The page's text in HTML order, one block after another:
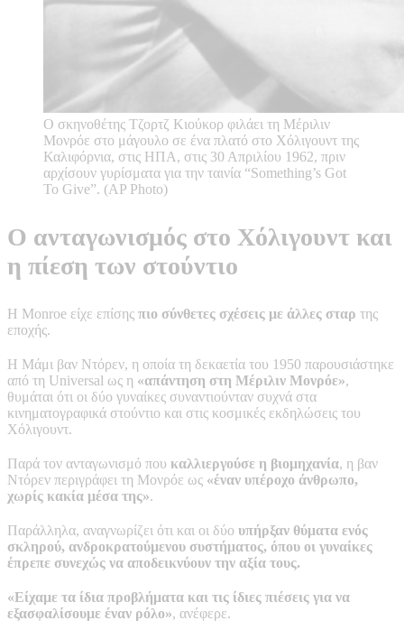
Ο σκηνοθέτης Τζορτζ Κιούκορ φιλάει τη Μέριλιν
Μονρόε στο μάγουλο σε ένα πλατό στο Χόλιγουντ της
Καλιφόρνια, στις ΗΠΑ, στις 30 Απριλίου 1962, πριν
αρχίσουν γυρίσματα για την ταινία “Something’s Got
To Give”. (AP Photo)
Ο ανταγωνισμός στο Χόλιγουντ και
η πίεση των στούντιο
Η Monroe είχε επίσης πιο σύνθετες σχέσεις με άλλες σταρ της
εποχής.
Η Μάμι βαν Ντόρεν, η οποία τη δεκαετία του 1950 παρουσιάστηκε
από τη Universal ως η «απάντηση στη Μέριλιν Μονρόε»,
θυμάται ότι οι δύο γυναίκες συναντιούνταν συχνά στα
κινηματογραφικά στούντιο και στις κοσμικές εκδηλώσεις του
Χόλιγουντ.
Παρά τον ανταγωνισμό που καλλιεργούσε η βιομηχανία, η βαν
Ντόρεν περιγράφει τη Μονρόε ως «έναν υπέροχο άνθρωπο,
χωρίς κακία μέσα της».
Παράλληλα, αναγνωρίζει ότι και οι δύο υπήρξαν θύματα ενός
σκληρού, ανδροκρατούμενου συστήματος, όπου οι γυναίκες
έπρεπε συνεχώς να αποδεικνύουν την αξία τους.
«Είχαμε τα ίδια προβλήματα και τις ίδιες πιέσεις για να
εξασφαλίσουμε έναν ρόλο», ανέφερε.